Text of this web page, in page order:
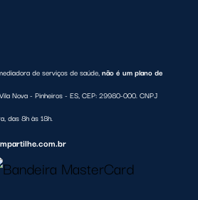
de serviços de saúde,não é um plano de
Nova - Pinheiros - ES, CEP: 29980-000. CNPJ
das 8h às 18h.